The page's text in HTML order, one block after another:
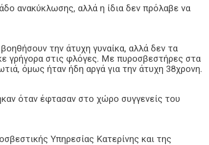
ανακύκλωσης, αλλά η ίδια δεν πρόλαβε να
την άτυχη γυναίκα, αλλά δεν τα
γρήγορα στις φλόγες. Με πυροσβεστήρες στα
όμως ήταν ήδη αργά για την άτυχη 38χρονη.
όταν έφτασαν στο χώρο συγγενείς του
Υπηρεσίας Κατερίνης και της